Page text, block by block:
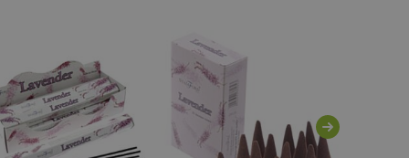
Cookie-
souhlasu se
aby banner
správně.